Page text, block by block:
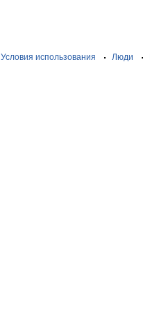
Условия использования Люди